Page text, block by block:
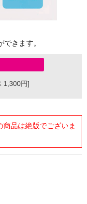
きます。
円]
品は絶版でございま